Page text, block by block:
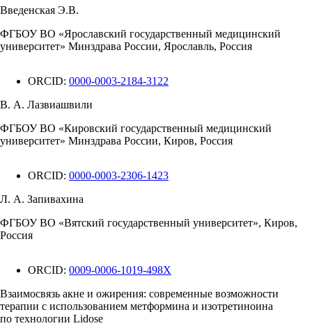
Введенская Э.В.
ФГБОУ ВО «Ярославский государственный медицинский
университет» Минздрава России, Ярославль, Россия
ORCID: 0000-0003-2184-3122
В. А. Лазвиашвили
ФГБОУ ВО «Кировский государственный медицинский
университет» Минздрава России, Киров, Россия
ORCID: 0000-0003-2306-1423
Л. А. Запивахина
ФГБОУ ВО «Вятский государственный университет», Киров,
Россия
ORCID: 0009-0006-1019-498X
Взаимосвязь акне и ожирения: современные возможности
терапии с использованием метформина и изотретиноина
по технологии Lidose